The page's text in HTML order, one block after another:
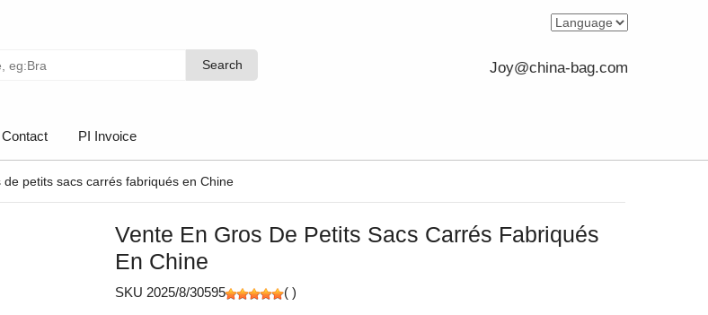
Search
Search Joy@china-bag.com
Contact PI Invoice
de petits sacs carrés fabriqués en Chine
Vente En Gros De Petits Sacs Carrés Fabriqués
En Chine
SKU 2025/8/30595 ( )